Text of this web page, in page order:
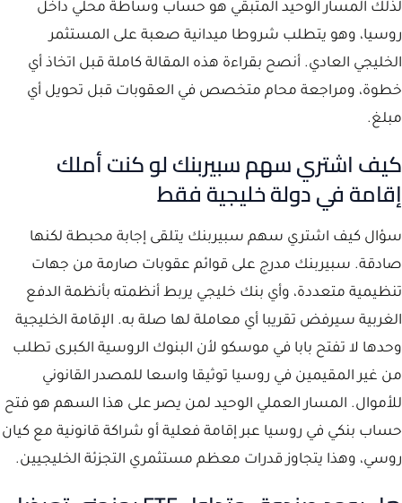
لذلك المسار الوحيد المتبقي هو حساب وساطة محلي داخل
روسيا، وهو يتطلب شروطا ميدانية صعبة على المستثمر
الخليجي العادي. أنصح بقراءة هذه المقالة كاملة قبل اتخاذ أي
خطوة، ومراجعة محام متخصص في العقوبات قبل تحويل أي
مبلغ.
كيف اشتري سهم سبيربنك لو كنت أملك
إقامة في دولة خليجية فقط
سؤال كيف اشتري سهم سبيربنك يتلقى إجابة محبطة لكنها
صادقة. سبيربنك مدرج على قوائم عقوبات صارمة من جهات
تنظيمية متعددة، وأي بنك خليجي يربط أنظمته بأنظمة الدفع
الغربية سيرفض تقريبا أي معاملة لها صلة به. الإقامة الخليجية
وحدها لا تفتح بابا في موسكو لأن البنوك الروسية الكبرى تطلب
من غير المقيمين في روسيا توثيقا واسعا للمصدر القانوني
للأموال. المسار العملي الوحيد لمن يصر على هذا السهم هو فتح
حساب بنكي في روسيا عبر إقامة فعلية أو شراكة قانونية مع كيان
روسي، وهذا يتجاوز قدرات معظم مستثمري التجزئة الخليجيين.